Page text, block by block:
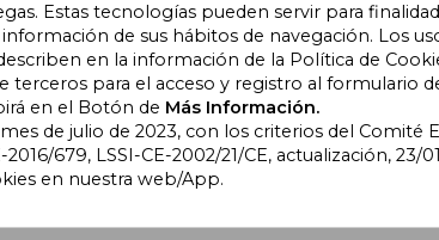
Llobregat,
Buscalibre Ecuador Buscalibre España
Estas tecnologías pueden servir para
de sus hábitos de navegación. Los
en la información de la Política de
para el acceso y registro al formulario
en el Botón de Más Información.
de julio de 2023, con los criterios del Comité
679, LSSI-CE-2002/21/CE, actualización, 23/
en nuestra web/App.